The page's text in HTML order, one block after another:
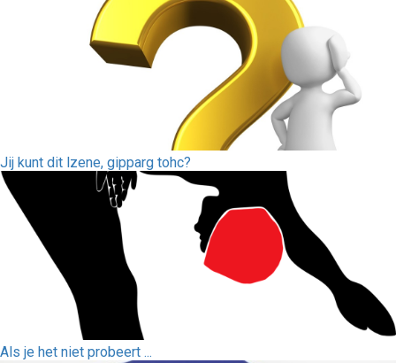
Jij kunt dit lzene, gipparg tohc?
Als je het niet probeert ...